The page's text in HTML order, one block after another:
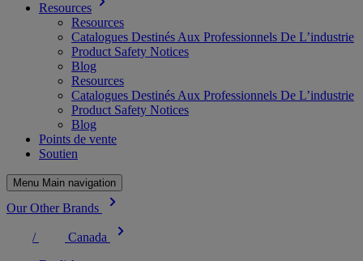
Resources
Resources
Catalogues Destinés Aux Professionnels De L’industrie
Product Safety Notices
Blog
Resources
Catalogues Destinés Aux Professionnels De L’industrie
Product Safety Notices
Blog
Points de vente
Soutien
Menu Main navigation
Our Other Brands
/
Canada